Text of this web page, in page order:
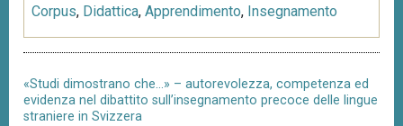
Corpus, Didattica, Apprendimento, Insegnamento
«Studi dimostrano che…» – autorevolezza, competenza ed
evidenza nel dibattito sull’insegnamento precoce delle lingue
straniere in Svizzera